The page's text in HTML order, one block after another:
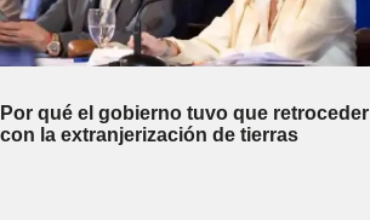
Por qué el gobierno tuvo que retroceder
con la extranjerización de tierras